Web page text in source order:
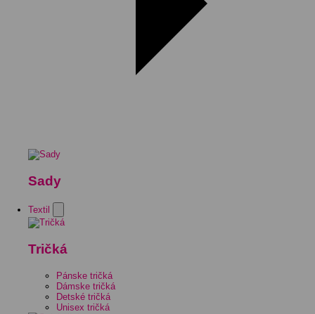
Sady
Textil
Tričká
Pánske tričká
Dámske tričká
Detské tričká
Unisex tričká